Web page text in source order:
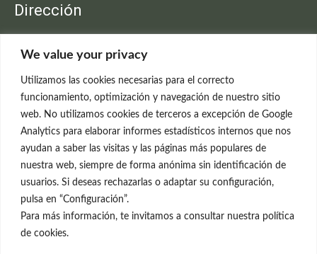
We value your privacy
Utilizamos las cookies necesarias para el correcto
funcionamiento, optimización y navegación de nuestro sitio
web. No utilizamos cookies de terceros a excepción de Google
Analytics para elaborar informes estadísticos internos que nos
ayudan a saber las visitas y las páginas más populares de
nuestra web, siempre de forma anónima sin identificación de
usuarios. Si deseas rechazarlas o adaptar su configuración,
pulsa en “Configuración”.
Para más información, te invitamos a consultar nuestra política
de cookies.
Dirección
C/Claudio Coello, 19 - 1º
699 595 619
rejuvenecimiento@clinicaneleva.com
Información Legal
Política de Privacidad
Política de Cookies